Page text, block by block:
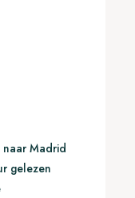
naar Madrid
gelezen